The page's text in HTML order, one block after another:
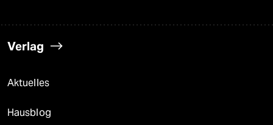
Verlag
Aktuelles
Hausblog